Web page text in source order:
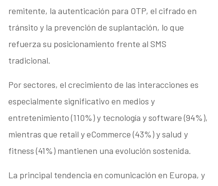
remitente, la autenticación para OTP, el cifrado en
tránsito y la prevención de suplantación, lo que
refuerza su posicionamiento frente al SMS
tradicional.
Por sectores, el crecimiento de las interacciones es
especialmente significativo en medios y
entretenimiento (110%) y tecnología y software (94%),
mientras que retail y eCommerce (43%) y salud y
fitness (41%) mantienen una evolución sostenida.
La principal tendencia en comunicación en Europa, y